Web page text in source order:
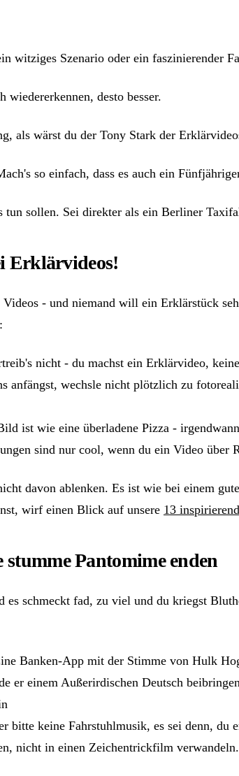
witziges Szenario oder ein faszinierender
desto besser.
als wärst du der Tony Stark der
so einfach, dass es auch ein
tun sollen. Sei direkter als ein Berliner
Erklärvideos!
- und niemand will ein Erklärstück
nicht - du machst ein Erklärvideo,
wechsle nicht plötzlich zu
ist wie eine überladene Pizza -
sind nur cool, wenn du ein Video über
davon ablenken. Es ist wie bei einem
wirf einen Blick auf unsere 13
Pantomime enden
schmeckt fad, zu viel und du kriegst
Banken-App mit der Stimme von Hulk
er einem Außerirdischen Deutsch beibringen
keine Fahrstuhlmusik, es sei denn, du
nicht in einen Zeichentrickfilm verwandeln.